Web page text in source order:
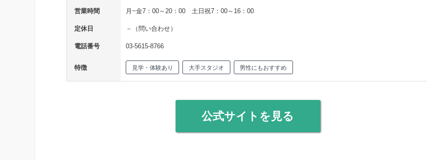
営業時間 月~金7：00～20：00 土日祝7：00～16：00
定休日 －（問い合わせ）
電話番号 03-5615-8766
特徴 見学・体験あり 大手スタジオ 男性にもおすすめ
公式サイトを見る